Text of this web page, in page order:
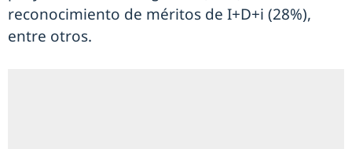
reconocimiento de méritos de I+D+i (28%),
entre otros.